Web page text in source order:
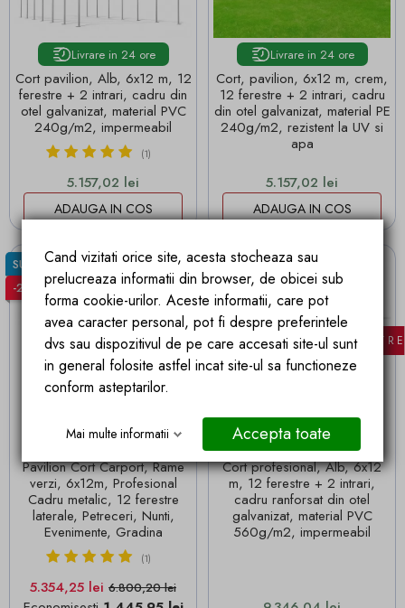
Livrare in 24 ore
Cort pavilion, Alb, 6x12 m, 12
ferestre + 2 intrari, cadru din
otel galvanizat, material PVC
240g/m2, impermeabil
(1)
Pret
5.157,02 lei
ADAUGA IN COS
Livrare in 24 ore
Cort, pavilion, 6x12 m, crem,
12 ferestre + 2 intrari, cadru
din otel galvanizat, material PE
240g/m2, rezistent la UV si
apa
Pret
5.157,02 lei
ADAUGA IN COS
SUPER PRET
-21%
Livrare in 24 ore
Pavilion Cort Carport, Rame
verzi, 6x12m, Profesional
Cadru metalic, 12 ferestre
laterale, Petreceri, Nunti,
Evenimente, Gradina
(1)
Pret
5.354,25 lei Pret de baza
6.800,20 lei
Livrare in 24 ore
Cort profesional, Alb, 6x12
m, 12 ferestre + 2 intrari,
cadru ranforsat din otel
galvanizat, material PVC
560g/m2, impermeabil
Cand vizitati orice site, acesta stocheaza sau
prelucreaza informatii din browser, de obicei sub
forma cookie-urilor. Aceste informatii, care pot
avea caracter personal, pot fi despre preferintele
dvs sau dispozitivul de pe care accesati site-ul sunt
in general folosite astfel incat site-ul sa functioneze
conform asteptarilor.
Mai multe informatii Accepta toate
FILTRE